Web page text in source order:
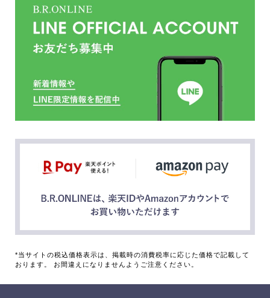
*当サイトの税込価格表示は、掲載時の消費税率に応じた価格で記載して
おります。 お間違えになりませんようご注意ください。